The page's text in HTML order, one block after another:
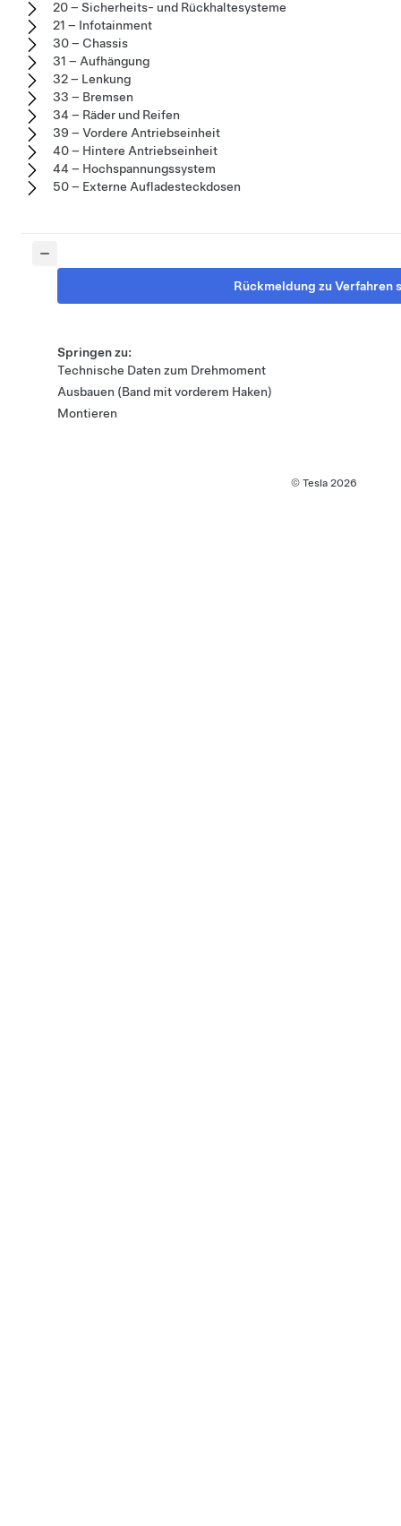
20 – Sicherheits- und Rückhaltesysteme
21 – Infotainment
30 – Chassis
31 – Aufhängung
32 – Lenkung
33 – Bremsen
34 – Räder und Reifen
39 – Vordere Antriebseinheit
40 – Hintere Antriebseinheit
44 – Hochspannungssystem
50 – Externe Aufladesteckdosen
Rückmeldung zu Verfahren
Springen zu:
Technische Daten zum Drehmoment
Ausbauen (Band mit vorderem Haken)
Montieren
© Tesla 2026